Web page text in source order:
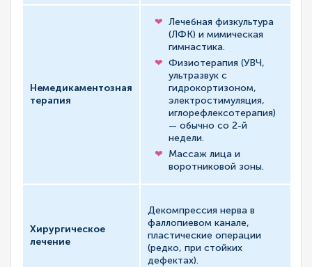
Немедикаментозная
терапия
Лечебная физкультура
(ЛФК) и мимическая
гимнастика.
Физиотерапия (УВЧ,
ультразвук с
гидрокортизоном,
электростимуляция,
иглорефлексотерапия)
— обычно со 2-й
недели.
Массаж лица и
воротниковой зоны.
Хирургическое
лечение
Декомпрессия нерва в
фаллопиевом канале,
пластические операции
(редко, при стойких
дефектах).